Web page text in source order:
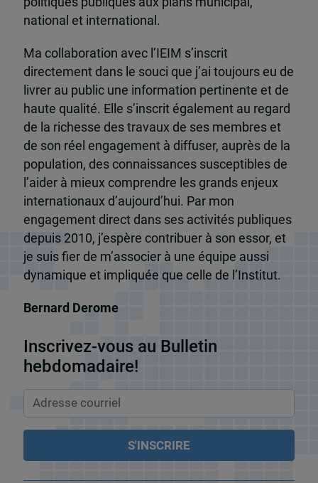
national et international.
Ma collaboration avec l’IEIM s’inscrit
directement dans le souci que j’ai toujours eu de
livrer au public une information pertinente et de
haute qualité. Elle s’inscrit également au regard
de la richesse des travaux de ses membres et
de son réel engagement à diffuser, auprès de la
population, des connaissances susceptibles de
l’aider à mieux comprendre les grands enjeux
internationaux d’aujourd’hui. Par mon
engagement direct dans ses activités publiques
depuis 2010, j’espère contribuer à son essor, et
je suis fier de m’associer à une équipe aussi
dynamique et impliquée que celle de l’Institut.
Bernard Derome
Inscrivez-vous au Bulletin
hebdomadaire!